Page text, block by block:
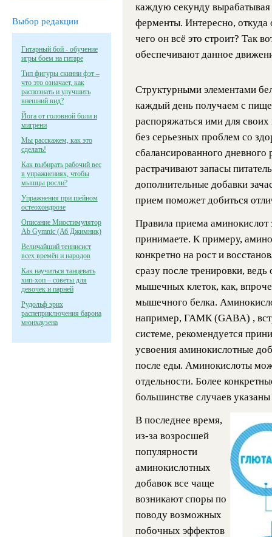
Выбор редакции
Гитарный бой - обучение
игры боем на гитаре
Тип фигуры скинни фэт –
что это означает, как
распознать и улучшить
внешний вид?
Йога от головной боли и
мигрени
Мы расскажем, как это
сделать!
Как выбирать рабочий вес
в упражнениях, чтобы
мышцы росли?
Упражнения при шейном
остеохондрозе
Описание Миостимулятор
Ab Gymnic (Аб Джимник)
Величайший теннисист
всех времён и народов
Как научиться танцевать
хип-хоп – советы для
девочек и парней
Рудольф эрих
распеприключения барона
мюнхаузена
каждую секунду
ферменты. Интересно, откуда
чего он всё это строит? Так
обеспечивают данное
Структурными элементами
каждый день получаем с
распоряжаться ими для
без серьезных проблем со
сбалансированного
растрачивают запасы
дополнительные добавки
прием поможет добиться
Правила приема аминокислот
принимаете. К примеру,
конкретно на рост и
сразу после тренировки,
мышечных клеток, как,
мышечного белка.
например, ГАМК (GABA) ,
системе, рекомендуется
усвоения аминокислотные
после еды. Аминокислоты
отдельности. Более
большинстве случаев
В последнее время,
из-за возросшей
популярности
аминокислотных
добавок все чаще
возникают споры по
поводу возможных
побочных эффектов